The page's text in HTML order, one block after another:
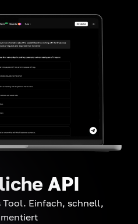
API
Tool. Einfach, schnell,